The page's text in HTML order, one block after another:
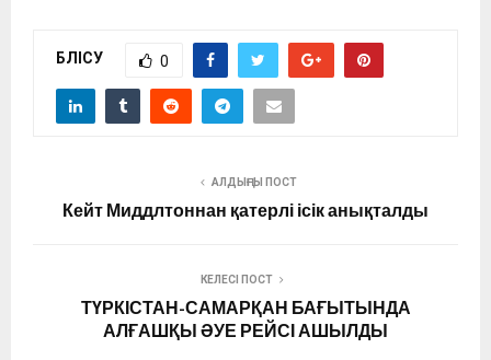
БӨЛІСУ 0
АЛДЫҢҒЫ ПОСТ
Кейт Миддлтоннан қатерлі ісік анықталды
КЕЛЕСІ ПОСТ
ТҮРКІСТАН-САМАРҚАН БАҒЫТЫНДА
АЛҒАШҚЫ ӘУЕ РЕЙСІ АШЫЛДЫ